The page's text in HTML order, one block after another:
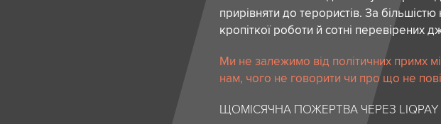
прирівняти до терористів. За
кропіткої роботи й сотні перевірених
Ми не залежимо від політичних примх
нам, чого не говорити чи про що не
ЩОМІСЯЧНА ПОЖЕРТВА ЧЕРЕЗ LIQPAY